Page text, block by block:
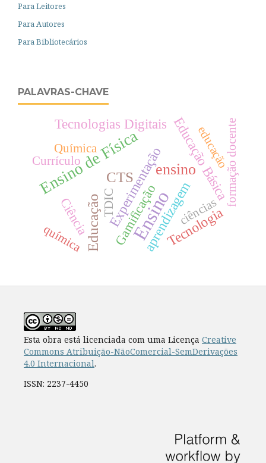
Para Leitores
Para Autores
Para Bibliotecários
PALAVRAS-CHAVE
Ensino
Ensino de Física ensino
CTS
Educação
Educação Básica
Tecnologias Digitais
Experimentaçãoaprendizagem
Tecnologia
Ciência Gamificação
educação
Química
Currículo
formação docente
ciências
TDIC
química
Esta obra está licenciada com uma Licença Creative
Commons Atribuição-NãoComercial-SemDerivações
4.0 Internacional.
ISSN: 2237-4450